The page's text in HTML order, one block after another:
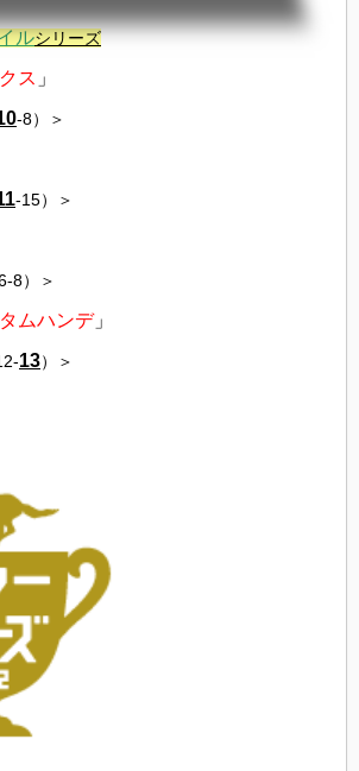
シリーズ８月１４日現在トップを走るのは…Ｇ３「函館スプリン...
ルシリーズ
ス 」
-8）＞
-15）＞
8）＞
ムハンデ」
13）＞